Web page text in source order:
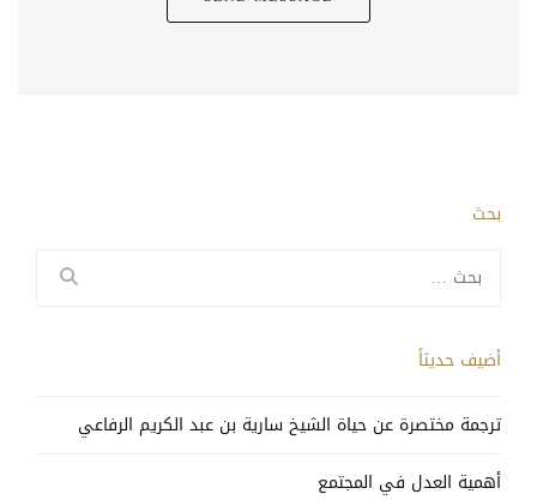
بحث
عن:
أضيف حديثاً
ترجمة مختصرة عن حياة الشيخ سارية بن عبد الكريم الرفاعي
أهمية العدل في المجتمع